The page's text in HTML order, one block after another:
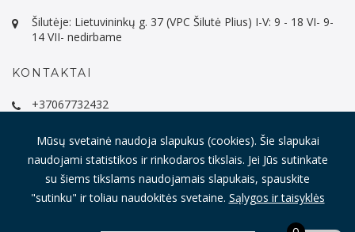
Šilutėje: Lietuvininkų g. 37 (VPC Šilutė Plius) I-V: 9 - 18 VI- 9-
14 VII- nedirbame
KONTAKTAI
+37067732432
Mūsų svetainė naudoja slapukus (cookies). Šie slapukai
naudojami statistikos ir rinkodaros tikslais. Jei Jūs sutinkate
su šiems tikslams naudojamais slapukais, spauskite
"sutinku" ir toliau naudokitės svetaine. Sąlygos ir taisyklės